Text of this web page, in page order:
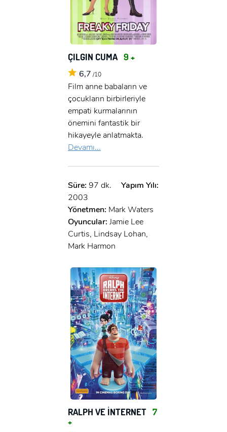
ÇILGIN CUMA 9 +
6,7 /10
Film anne babaların ve
çocukların birbirleriyle
empati kurmalarının
önemini fantastik bir
hikayeyle anlatmakta.
Devamı...
Süre: 97 dk.
Yapım Yılı:
2003
Yönetmen: Mark Waters
Oyuncular: Jamie Lee
Curtis, Lindsay Lohan,
Mark Harmon
RALPH VE İNTERNET 7
+